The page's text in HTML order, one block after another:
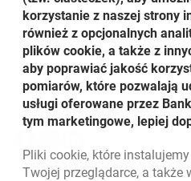
Usługa jest dostępna w
Venu, Vivoactive 4, Vivomove
tactix Delta, Approach S63,
Fenix 5 Plus, oraz w
Udostępnij
otwiera się w nowej karcie
otwiera się w nowej karcie
otwiera się w nowej
Powrót do listy
korzystanie z naszej strony
również z opcjonalnych
plików cookie, a także z
aby poprawiać jakość
pomiarów, które pozwalają
usługi oferowane przez
tym marketingowe, lepiej
Pliki cookie, które
Twojej przeglądarce, a także